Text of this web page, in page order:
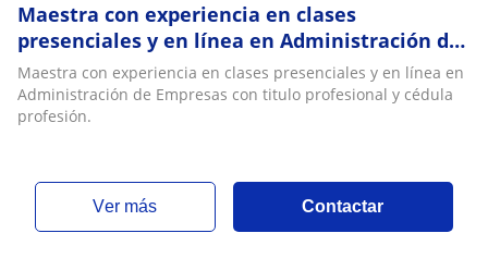
Maestra con experiencia en clases
presenciales y en línea en Administración de
Empresas con titulo profesional y cédula
profesión
Maestra con experiencia en clases presenciales y en línea en
Administración de Empresas con titulo profesional y cédula
profesión.
ver más Contactar